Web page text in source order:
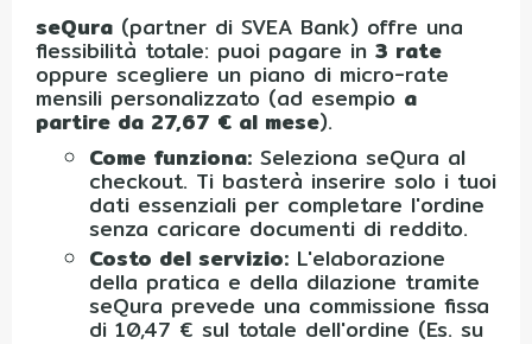
seQura (partner di SVEA Bank) offre una
flessibilità totale: puoi pagare in 3 rate
oppure scegliere un piano di micro-rate
mensili personalizzato (ad esempio a
partire da 27,67 € al mese).
Come funziona: Seleziona seQura al
checkout. Ti basterà inserire solo i tuoi
dati essenziali per completare l'ordine
senza caricare documenti di reddito.
Costo del servizio: L'elaborazione
della pratica e della dilazione tramite
seQura prevede una commissione fissa
di 10,47 € sul totale dell'ordine (Es. su